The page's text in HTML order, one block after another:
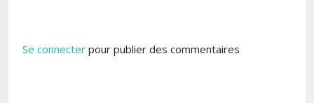
Se connecter pour publier des commentaires